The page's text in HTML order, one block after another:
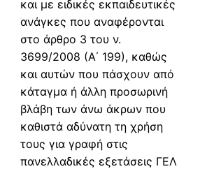
και με ειδικές εκπαιδευτικές
ανάγκες που αναφέρονται
στο άρθρο 3 του ν.
3699/2008 (Α΄ 199), καθώς
και αυτών που πάσχουν από
κάταγμα ή άλλη προσωρινή
βλάβη των άνω άκρων που
καθιστά αδύνατη τη χρήση
τους για γραφή στις
πανελλαδικές εξετάσεις ΓΕΛ